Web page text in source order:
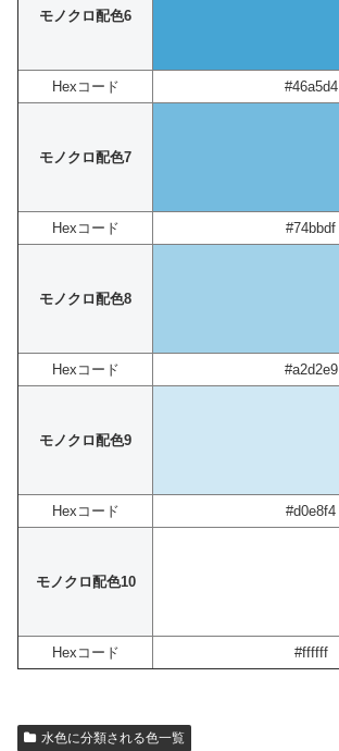
モノクロ配色6
Hexコード #46a5d4
モノクロ配色7
Hexコード #74bbdf
モノクロ配色8
Hexコード #a2d2e9
モノクロ配色9
Hexコード #d0e8f4
モノクロ配色10
Hexコード #ffffff
水色に分類される色一覧